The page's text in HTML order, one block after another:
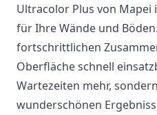
Ultracolor Plus von Mapei
für Ihre Wände und
fortschrittlichen
Oberfläche schnell
Wartezeiten mehr,
wunderschönen